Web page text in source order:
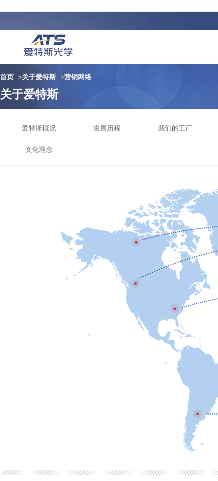
首页 >关于爱特斯 >营销网络
关于爱特斯
爱特斯概况 发展历程 我们的工厂
文化理念